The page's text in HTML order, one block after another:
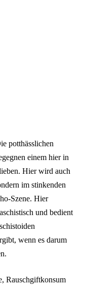
potthässlichen
einem hier in
Hier wird auch
im stinkenden
Szene. Hier
und bedient
wenn es darum
Rauschgiftkonsum